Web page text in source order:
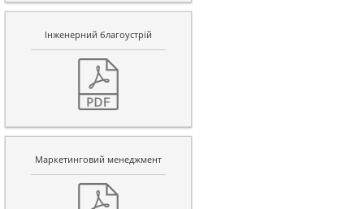
Інженерний благоустрій
Маркетинговий менеджмент